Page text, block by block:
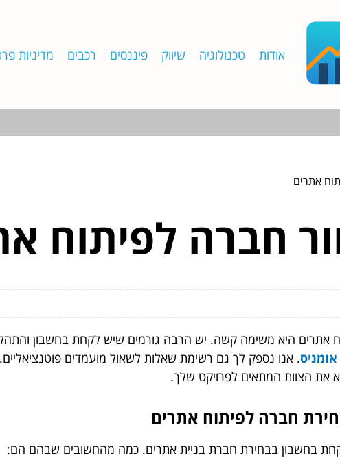
אודות טכנולוגיה שיווק פיננסים רכבים מדיניות
אתרים
חברה לפיתוח
אתרים היא משימה קשה. יש הרבה גורמים שיש לקחת בחשבון
אומניס. אנו נספק לך גם רשימת שאלות לשאול מועמדים
את הצוות המתאים לפרויקט שלך.
חברה לפיתוח אתרים
בחשבון בבחירת חברת בניית אתרים. כמה מהחשובים שבהם הם: